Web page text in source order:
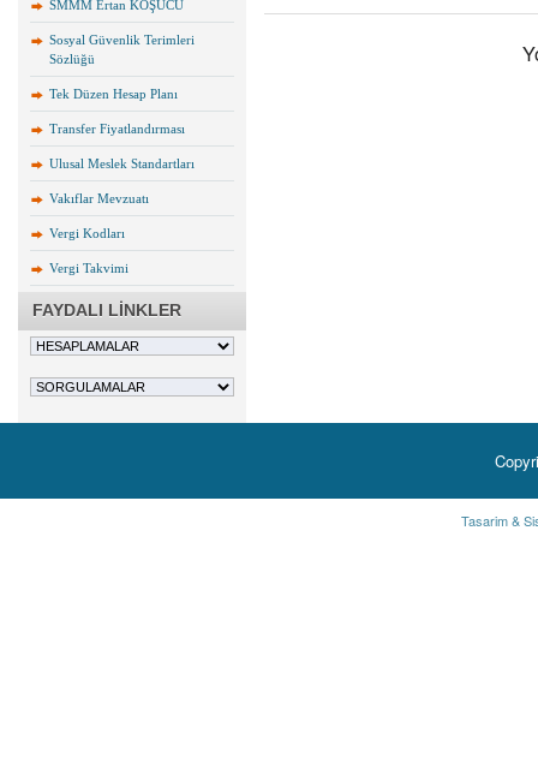
SMMM Ertan KOŞUCU
Sosyal Güvenlik Terimleri
Sözlüğü
Tek Düzen Hesap Planı
Transfer Fiyatlandırması
Ulusal Meslek Standartları
Vakıflar Mevzuatı
Vergi Kodları
Vergi Takvimi
FAYDALI LİNKLER
Tasarim &